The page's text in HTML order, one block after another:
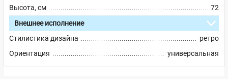
Высота, см
72
Внешнее исполнение
Стилистика дизайна
ретро
Ориентация
универсальная